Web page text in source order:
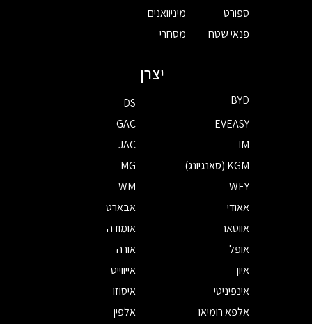
ספורט
פנאי שטח
מיניוואנים
מסחרי
יצרן
BYD
DS
EVEASY
GAC
IM
JAC
KGM (סאנגיונג)
MG
WEY
WM
אאודי
אבארט
אווטאר
אומודה
אופל
אורה
איון
אייווייס
אינפיניטי
איסוזו
אלפא רומיאו
אלפין